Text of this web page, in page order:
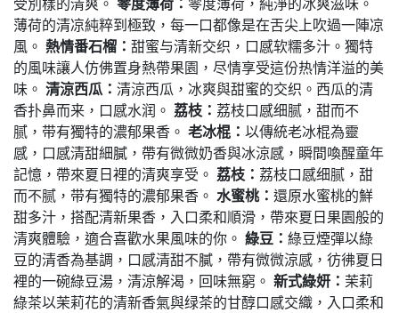
受別樣的清爽。 零度薄荷： 零度薄荷，純淨的冰爽滋味。
薄荷的清凉純粹到極致，每一口都像是在舌尖上吹過一陣凉
風。 熱情番石榴： 甜蜜与清新交织，口感软糯多汁。獨特
的風味讓人仿佛置身熱帶果園，尽情享受這份热情洋溢的美
味。 清涼西瓜： 清涼西瓜，冰爽與甜蜜的交织。西瓜的清
香扑鼻而来，口感水润。 荔枝： 荔枝口感细腻，甜而不
腻，带有獨特的濃郁果香。 老冰棍： 以傳統老冰棍為靈
感，口感清甜細膩，帶有微微奶香與冰涼感，瞬間喚醒童年
記憶，帶來夏日裡的清爽享受。 荔枝： 荔枝口感细腻，甜
而不腻，带有獨特的濃郁果香。 水蜜桃： 還原水蜜桃的鮮
甜多汁，搭配清新果香，入口柔和順滑，帶來夏日果園般的
清爽體驗，適合喜歡水果風味的你。 綠豆： 綠豆煙彈以綠
豆的清香為基調，口感清甜不膩，帶有微微涼感，彷彿夏日
裡的一碗綠豆湯，清涼解渴，回味無窮。 新式綠妍： 茉莉
綠茶以茉莉花的清新香氣與绿茶的甘醇口感交織，入口柔和